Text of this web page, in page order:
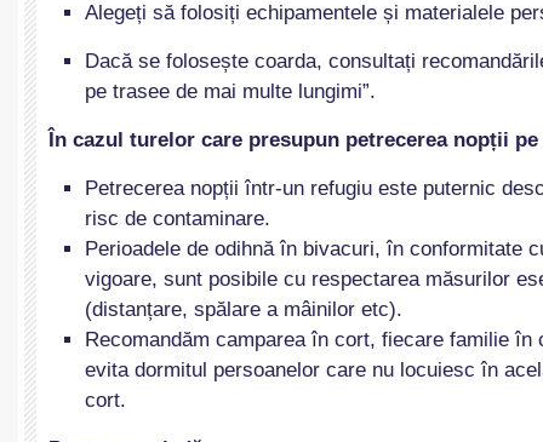
Alegeți să folosiți echipamentele și materialele
Dacă se folosește coarda, consultați
pe trasee de mai multe lungimi”.
În cazul turelor care presupun petrecerea nopții
Petrecerea nopții într-un refugiu este puternic
risc de contaminare.
Perioadele de odihnă în bivacuri, în conformitate
vigoare, sunt posibile cu respectarea măsurilor
(distanțare, spălare a mâinilor etc).
Recomandăm camparea în cort, fiecare familie în
evita dormitul persoanelor care nu locuiesc în
cort.